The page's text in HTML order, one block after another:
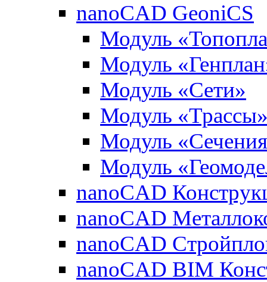
nanoCAD GeoniCS
Модуль
Модуль
Модуль «Сети»
Модуль
Модуль
Модуль
nanoCAD
nanoCAD
nanoCAD
nanoCAD BIM